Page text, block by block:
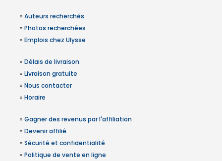
» Auteurs recherchés
» Photos recherchées
» Emplois chez Ulysse
» Délais de livraison
» Livraison gratuite
» Nous contacter
» Horaire
» Gagner des revenus par l'affiliation
» Devenir affilié
» Sécurité et confidentialité
» Politique de vente en ligne